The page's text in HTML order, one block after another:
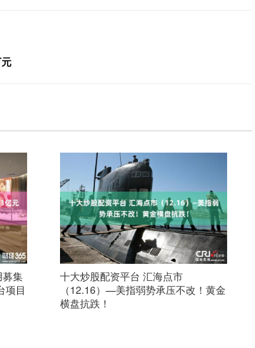
募集
项目
十大炒股配资平台 汇海点市
（12.16）—美指弱势承压不改！黄金
横盘抗跌！